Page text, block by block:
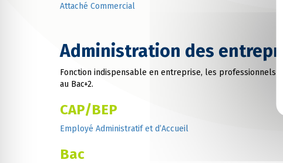
Attaché Commercial
Administration des
Fonction indispensable en entreprise, les professionnels
au Bac+2.
CAP/BEP
Employé Administratif et d’Accueil
Bac